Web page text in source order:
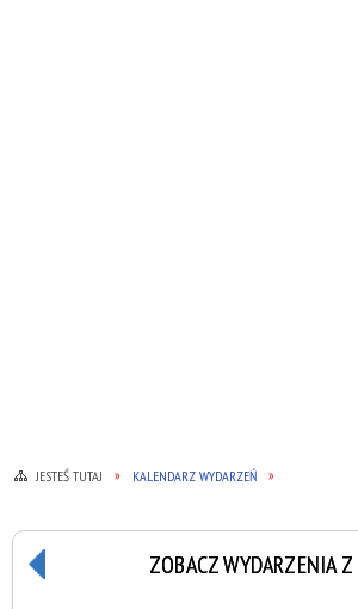
JESTEŚ TUTAJ KALENDARZ WYDARZEŃ
ZOBACZ WYDARZENIA